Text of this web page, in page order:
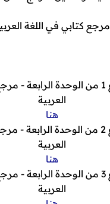
مرجع كتابي في اللغة
جذاذات الأسبوع 1 من الوحدة
العربية
هنا
جذاذات الأسبوع 2 من الوحدة
العربية
هنا
جذاذات الأسبوع 3 من الوحدة
العربية